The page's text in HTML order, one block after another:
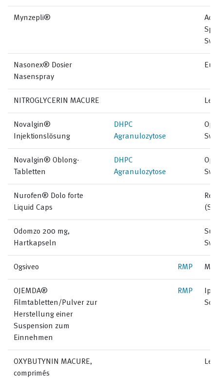
Mynzepli®
Nasonex® Dosier
Nasenspray
NITROGLYCERIN MACURE
Novalgin®
Injektionslösung
DHPC
Agranulozytose
Novalgin® Oblong-
Tabletten
DHPC
Agranulozytose
Nurofen® Dolo forte
Liquid Caps
Odomzo 200 mg,
Hartkapseln
Ogsiveo RMP
OJEMDA®
Filmtabletten/Pulver zur
Herstellung einer
Suspension zum
Einnehmen
RMP
OXYBUTYNIN MACURE,
comprimés